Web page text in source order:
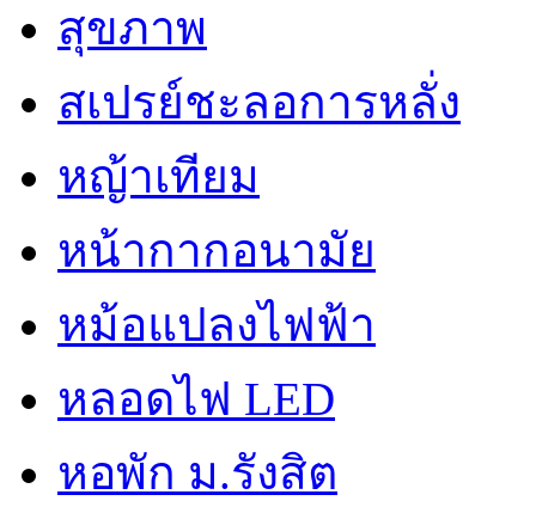
สุขภาพ
สเปรย์ชะลอการหลั่ง
หญ้าเทียม
หน้ากากอนามัย
หม้อแปลงไฟฟ้า
หลอดไฟ LED
หอพัก ม.รังสิต